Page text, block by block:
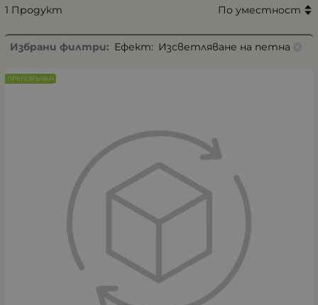
1 Продукт По уместност
Избрани филтри: Ефект: Изсветляване на петна
ПРЕПОРЪЧАН